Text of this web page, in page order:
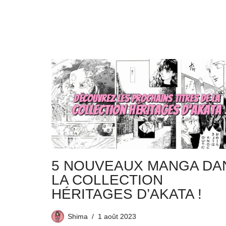
5 NOUVEAUX MANGA
LA COLLECTION
HÉRITAGES D’AKATA !
Shima 1 août 2023